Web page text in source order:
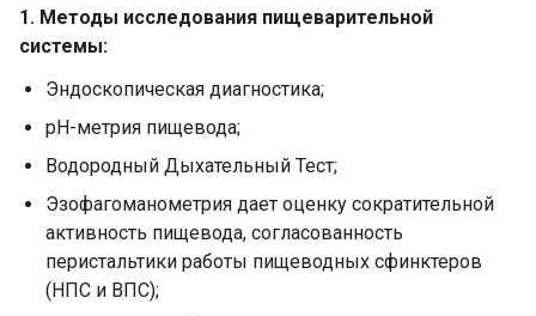
1. Методы исследования пищеварительной
системы:
Эндоскопическая диагностика;
рН-метрия пищевода;
Водородный Дыхательный Тест;
Эзофагоманометрия дает оценку сократительной
активность пищевода, согласованность
перистальтики работы пищеводных сфинктеров
(НПС и ВПС);